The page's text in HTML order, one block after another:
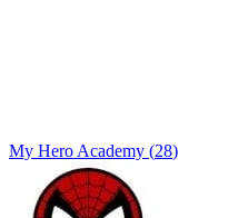
My Hero Academy (28)